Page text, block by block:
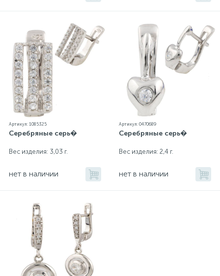
Артикул: 1085325
Серебряные серь�
Вес изделия: 3,03 г.
нет в наличии
Артикул: 0470689
Серебряные серь�
Вес изделия: 2,4 г.
нет в наличии